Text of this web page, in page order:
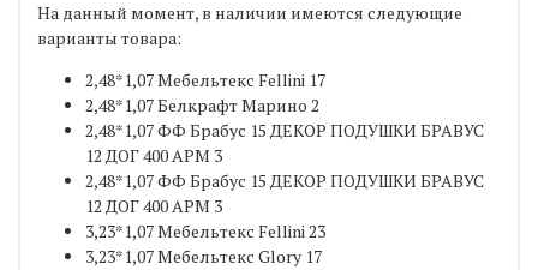
На данный момент, в наличии имеются следующие
варианты товара:
2,48*1,07 Мебельтекс Fellini 17
2,48*1,07 Белкрафт Марино 2
2,48*1,07 ФФ Брабус 15 ДЕКОР ПОДУШКИ БРАВУС
12 ДОГ 400 АРМ 3
2,48*1,07 ФФ Брабус 15 ДЕКОР ПОДУШКИ БРАВУС
12 ДОГ 400 АРМ 3
3,23*1,07 Мебельтекс Fellini 23
3,23*1,07 Мебельтекс Glory 17